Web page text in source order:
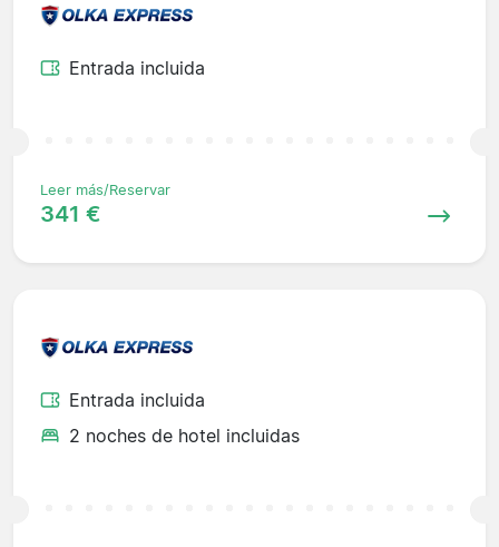
Entrada incluida
Leer más/Reservar
341 €
Entrada incluida
2 noches de hotel incluidas